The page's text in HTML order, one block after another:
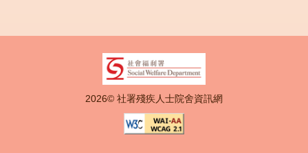
2026© 社署殘疾人士院舍資訊網